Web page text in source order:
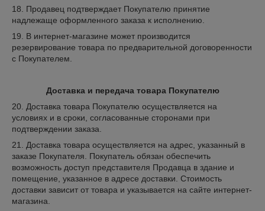
18. Продавец подтверждает Покупателю принятие
надлежаще оформленного заказа к исполнению.
19. В интернет-магазине может производится
резервирование товара по предварительной договоренности
с Покупателем.
Доставка и передача товара Покупателю
20. Доставка товара Покупателю осуществляется на
условиях и в сроки, согласованные сторонами при
подтверждении заказа.
21. Доставка товара осуществляется на адрес, указанный в
заказе Покупателя. Покупатель обязан обеспечить
возможность доступ представителя Продавца в здание и
помещение, указанное в адресе доставки. Стоимость
доставки зависит от товара и указывается на сайте интернет-
магазина.